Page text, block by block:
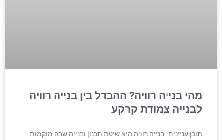
מהי בנייה רוויה? ההבדל בין בנייה רוויה
לבנייה צמודת קרקע
תוכן עניינים בנייה רוויה היא שיטת תכנון ובנייה שבה מוקמות